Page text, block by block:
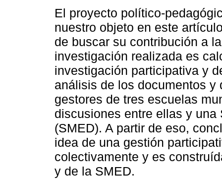
El proyecto político-
nuestro objeto en este
de buscar su contribución a
investigación realizada es
investigación participativa y
análisis de los documentos
gestores de tres escuelas
discusiones entre ellas y
(SMED). A partir de eso,
idea de una gestión
colectivamente y es
y de la SMED.